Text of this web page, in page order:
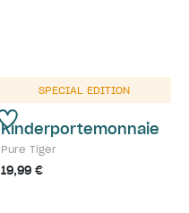
SPECIAL EDITION
Kinderportemonnaie
Pure Tiger
19,99 €